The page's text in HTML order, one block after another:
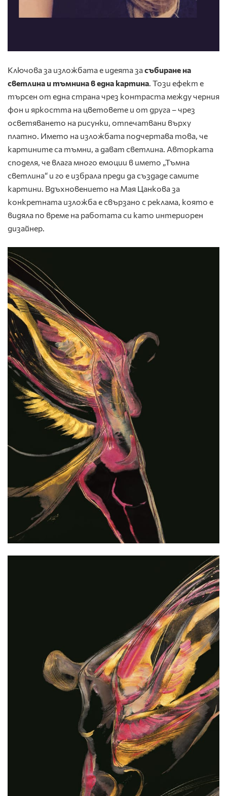
Ключова за изложбата е идеята засъбиране на
светлина и тъмнина в една картина. Този ефект е
търсен от една страна чрез контраста между черния
фон и яркостта на цветовете и от друга – чрез
осветяването на рисунки, отпечатвани върху
платно. Името на изложбата подчертава това, че
картините са тъмни, а дават светлина. Авторката
споделя, че влага много емоции в името „Тъмна
светлина“ и го е избрала преди да създаде самите
картини. Вдъхновението на Мая Цанкова за
конкретната изложба е свързано с реклама, която е
видяла по време на работата си като интериорен
дизайнер.